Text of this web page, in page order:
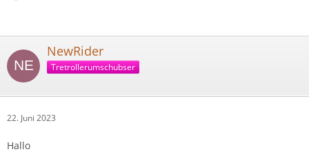
NewRider
Tretrollerumschubser
22. Juni 2023
Hallo